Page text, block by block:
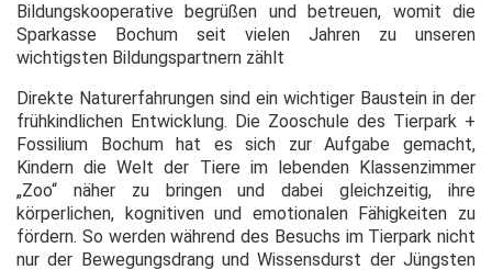
Bildungskooperative begrüßen und betreuen, womit die
Sparkasse Bochum seit vielen Jahren zu unseren
wichtigsten Bildungspartnern zählt
Direkte Naturerfahrungen sind ein wichtiger Baustein in der
frühkindlichen Entwicklung. Die Zooschule des Tierpark +
Fossilium Bochum hat es sich zur Aufgabe gemacht,
Kindern die Welt der Tiere im lebenden Klassenzimmer
„Zoo“ näher zu bringen und dabei gleichzeitig, ihre
körperlichen, kognitiven und emotionalen Fähigkeiten zu
fördern. So werden während des Besuchs im Tierpark nicht
nur der Bewegungsdrang und Wissensdurst der Jüngsten